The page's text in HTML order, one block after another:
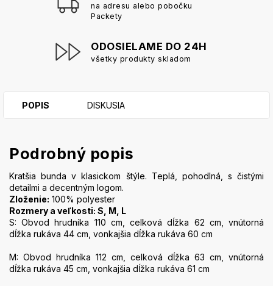
na adresu alebo pobočku
Packety
ODOSIELAME DO 24H
všetky produkty skladom
POPIS DISKUSIA
Podrobný popis
Kratšia bunda v klasickom štýle. Teplá, pohodlná, s čistými
detailmi a decentným logom.
Zloženie: 100% polyester
Rozmery a veľkosti: S, M, L
S: Obvod hrudníka 110 cm, celková dĺžka 62 cm, vnútorná
dĺžka rukáva 44 cm, vonkajšia dĺžka rukáva 60 cm
M: Obvod hrudníka 112 cm, celková dĺžka 63 cm, vnútorná
dĺžka rukáva 45 cm, vonkajšia dĺžka rukáva 61 cm